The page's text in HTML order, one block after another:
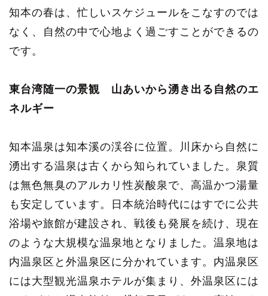
知本の春は、忙しいスケジュールをこなすのでは
なく、自然の中で心地よく過ごすことができるの
です。
東台湾随一の景観 山あいから湧き出る自然のエ
ネルギー
知本温泉は知本溪の渓谷に位置。川床から自然に
湧出する温泉は古くから知られていました。泉質
は無色無臭のアルカリ性炭酸泉で、高温かつ湯量
も安定しています。日本統治時代にはすでに公共
浴場や旅館が建設され、戦後も発展を続け、現在
のような大規模な温泉地となりました。温泉地は
内温泉区と外温泉区に分かれています。内温泉区
には大型観光温泉ホテルが集まり、外温泉区には